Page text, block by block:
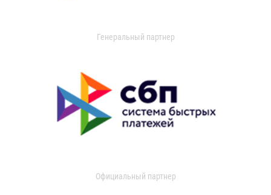
Генеральный партнер
Официальный партнер